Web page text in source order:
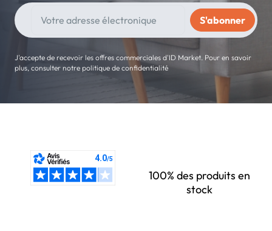
J'accepte de recevoir les offres commerciales d'ID Market. Pour en savoir
plus, consulter notre politique de confidentialité
100% des produits en
stock